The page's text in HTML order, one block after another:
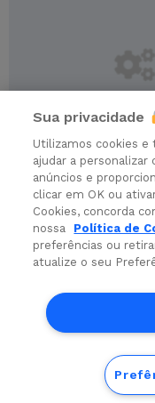
PESSOAS CANDIDATAS
Quais
no anywhere
© 2026
Terms
Sua privacidade
Utilizamos cookies e
ajudar a
anúncios e
clicar em OK ou
Cookies, concorda
nossa
Política de
preferências ou
atualize o seu